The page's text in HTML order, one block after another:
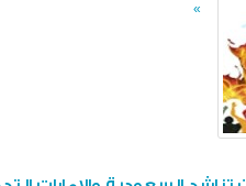
»